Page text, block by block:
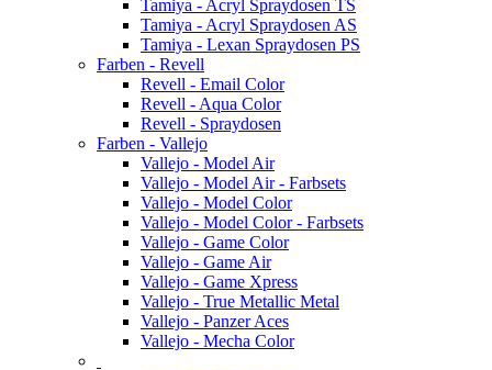
Tamiya - Acryl Spraydosen TS
Tamiya - Acryl Spraydosen AS
Tamiya - Lexan Spraydosen PS
Farben - Revell
Revell - Email Color
Revell - Aqua Color
Revell - Spraydosen
Farben - Vallejo
Vallejo - Model Air
Vallejo - Model Air - Farbsets
Vallejo - Model Color
Vallejo - Model Color - Farbsets
Vallejo - Game Color
Vallejo - Game Air
Vallejo - Game Xpress
Vallejo - True Metallic Metal
Vallejo - Panzer Aces
Vallejo - Mecha Color